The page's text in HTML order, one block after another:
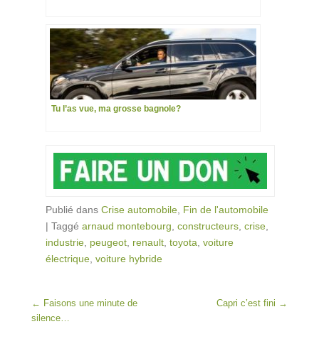
Tu l’as vue, ma grosse bagnole?
Publié dans Crise automobile, Fin de l'automobile
| Taggé arnaud montebourg, constructeurs, crise,
industrie, peugeot, renault, toyota, voiture
électrique, voiture hybride
Post navigation
← Faisons une minute de
silence…
Capri c’est fini →